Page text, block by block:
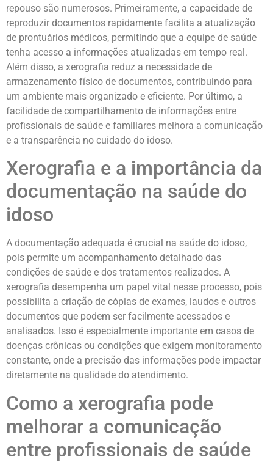
repouso são numerosos. Primeiramente, a capacidade de
reproduzir documentos rapidamente facilita a atualização
de prontuários médicos, permitindo que a equipe de saúde
tenha acesso a informações atualizadas em tempo real.
Além disso, a xerografia reduz a necessidade de
armazenamento físico de documentos, contribuindo para
um ambiente mais organizado e eficiente. Por último, a
facilidade de compartilhamento de informações entre
profissionais de saúde e familiares melhora a comunicação
e a transparência no cuidado do idoso.
Xerografia e a importância da
documentação na saúde do
idoso
A documentação adequada é crucial na saúde do idoso,
pois permite um acompanhamento detalhado das
condições de saúde e dos tratamentos realizados. A
xerografia desempenha um papel vital nesse processo, pois
possibilita a criação de cópias de exames, laudos e outros
documentos que podem ser facilmente acessados e
analisados. Isso é especialmente importante em casos de
doenças crônicas ou condições que exigem monitoramento
constante, onde a precisão das informações pode impactar
diretamente na qualidade do atendimento.
Como a xerografia pode
melhorar a comunicação
entre profissionais de saúde